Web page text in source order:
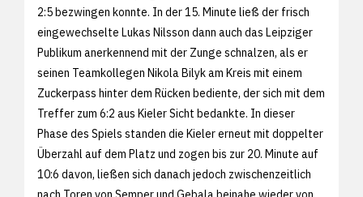
2:5 bezwingen konnte. In der 15. Minute ließ der frisch
eingewechselte Lukas Nilsson dann auch das Leipziger
Publikum anerkennend mit der Zunge schnalzen, als er
seinen Teamkollegen Nikola Bilyk am Kreis mit einem
Zuckerpass hinter dem Rücken bediente, der sich mit dem
Treffer zum 6:2 aus Kieler Sicht bedankte. In dieser
Phase des Spiels standen die Kieler erneut mit doppelter
Überzahl auf dem Platz und zogen bis zur 20. Minute auf
10:6 davon, ließen sich danach jedoch zwischenzeitlich